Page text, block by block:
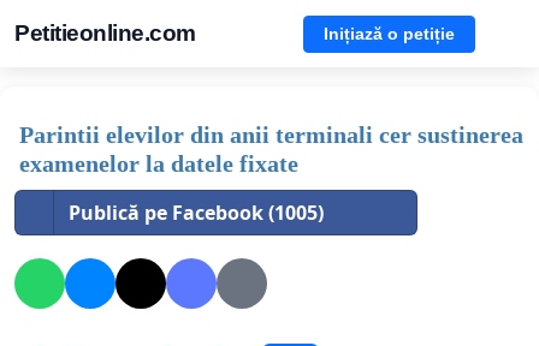
Petitieonline.com Inițiază o petiție
Parintii elevilor din anii terminali cer sustinerea
examenelor la datele fixate
Publică pe Facebook (1005)